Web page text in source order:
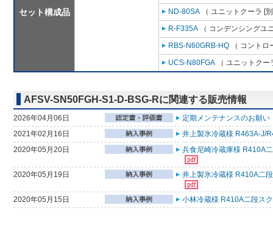
セット構成品
ND-80SA （ ユニットクーラ [
R-F335A （ コンデンシングユ
RBS-N60GRB-HQ （ コント
UCS-N80FGA （ ユニットク
AFSV-SN50FGH-S1-D-BSG-Rに関連する販売情報
2026年04月06日
定期メンテナンスのお願
2021年02月16日
井上製氷冷蔵様 R463A-J/
2020年05月20日
兵食尼崎冷蔵庫様 R410A
2020年05月19日 井上製氷冷蔵様 R410A二
2020年05月15日 小林冷蔵様 R410A二段ス